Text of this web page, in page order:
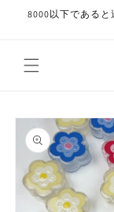
ンツに
8000以下である
商品情
報にス
キップ